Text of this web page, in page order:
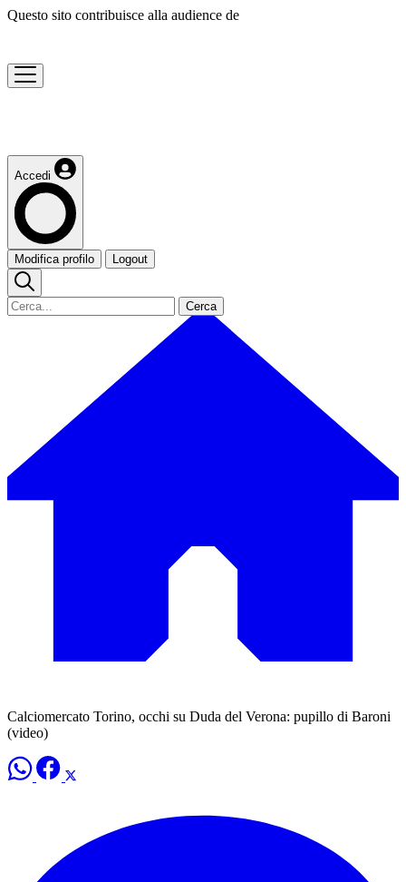
Questo sito contribuisce alla audience de
Accedi
Modifica profilo Logout
Cerca
Calciomercato Torino, occhi su Duda del Verona: pupillo di Baroni
(video)